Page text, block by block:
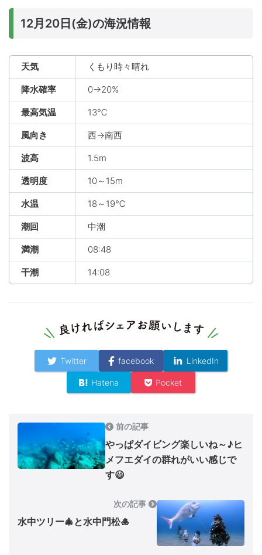
12月20日(金)の海況情報
天気 くもり時々晴れ
降水確率 0→20%
最高気温 13℃
風向き 西→南西
波高 1.5m
透明度 10～15m
水温 18～19℃
潮回 中潮
満潮 08:48
干潮 14:08
Twitter facebook LinkedIn
Hatena Pocket
前の記事
やっぱダイビング楽しいね～♪ヒ
メフエダイの群れがいい感じで
す😃
次の記事
水中ツリー🎄と水中門松🎍